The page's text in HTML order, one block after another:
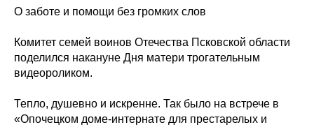
О заботе и помощи без громких слов
Комитет семей воинов Отечества Псковской области
поделился накануне Дня матери трогательным
видеороликом.
Тепло, душевно и искренне. Так было на встрече в
«Опочецком доме-интернате для престарелых и